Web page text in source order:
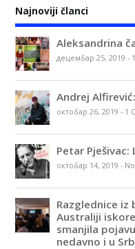
Najnoviji članci
Aleksandrina
децембар 25, 2019 -
Andrej
октобар 26, 2019 - 1
Petar
октобар 14, 2019 -
Razglednice iz
Australiji
smanjila
nedavno i u